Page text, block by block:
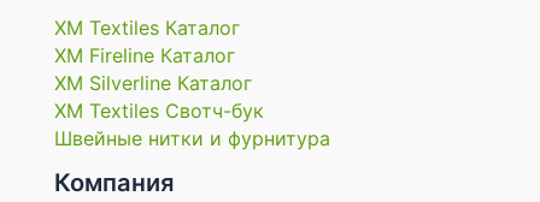
XM Textiles Каталог
XM Fireline Каталог
XM Silverline Каталог
XM Textiles Свотч-бук
Швейные нитки и фурнитура
Компания